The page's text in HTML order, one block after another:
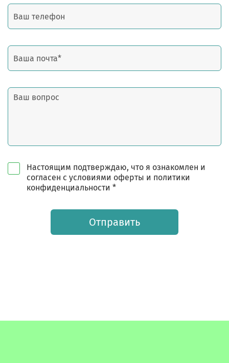
Настоящим подтверждаю, что я ознакомлен и
согласен с условиями оферты и политики
конфиденциальности *
Отправить